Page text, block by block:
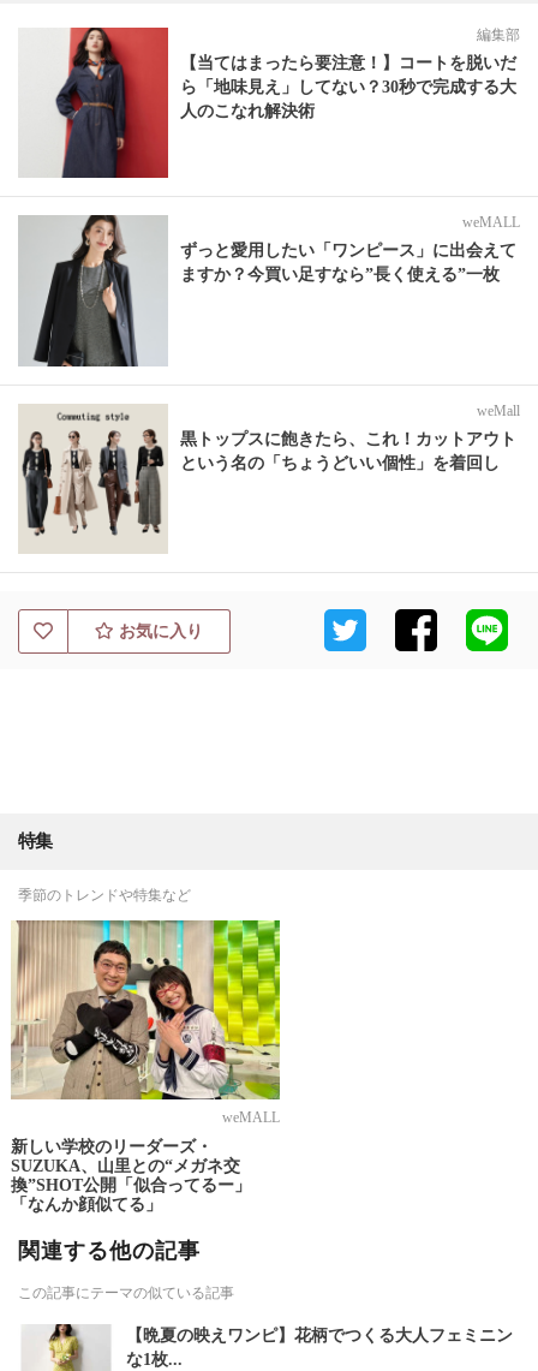
編集部
【当てはまったら要注意！】コートを脱いだ
ら「地味見え」してない？30秒で完成する大
人のこなれ解決術
weMALL
ずっと愛用したい「ワンピース」に出会えて
ますか？今買い足すなら”長く使える”一枚
weMall
黒トップスに飽きたら、これ！カットアウト
という名の「ちょうどいい個性」を着回し
お気に入り
特集
季節のトレンドや特集など
weMALL
新しい学校のリーダーズ・
SUZUKA、山里との“メガネ交
換”SHOT公開「似合ってるー」
「なんか顔似てる」
関連する他の記事
この記事にテーマの似ている記事
【晩夏の映えワンピ】花柄でつくる大人フェミニン
な1枚...